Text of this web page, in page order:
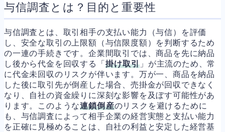
与信調査とは？目的と重要性
与信調査とは、取引相手の支払い能力（与信）を評価
し、安全な取引の上限額（与信限度額）を判断するため
の一連の手続きです。企業間取引では、商品を先に納品
し後から代金を回収する「 掛け取引 」が主流のため、常
に代金未回収のリスクが伴います。万が一、商品を納品
した後に取引先が倒産した場合、売掛金が回収できなく
なり、自社の資金繰りに深刻な影響を及ぼす可能性があ
ります。このような連鎖倒産のリスクを避けるために
も、与信調査によって相手企業の経営実態と支払い能力
を正確に見極めることは、自社の利益と安定した経営基